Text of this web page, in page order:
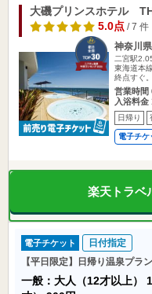
大磯プリンスホテル
5.0点/ 7 件
神奈川
二宮駅
東海道本
終点すぐ
営業時間
入浴料金
日帰り
電子チケ
楽天トラベ
電子チケット
日付指定
【平日限定】日帰り温泉プラン
一般：大人（12才以上）